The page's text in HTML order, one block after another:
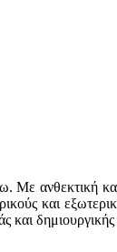
Με ανθεκτική
και
και